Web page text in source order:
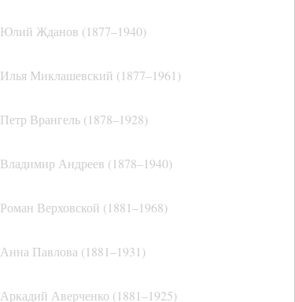
Юлий Жданов (1877–1940)
Илья Миклашевский (1877–1961)
Петр Врангель (1878–1928)
Владимир Андреев (1878–1940)
Роман Верховской (1881–1968)
Анна Павлова (1881–1931)
Аркадий Аверченко (1881–1925)